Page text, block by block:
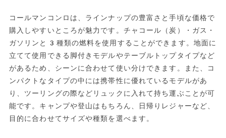
コールマンコンロは、ラインナップの豊富さと手頃な価格で
購入しやすいところが魅力です。チャコール（炭）・ガス・
ガソリンと3種類の燃料を使用することができます。地面に
立てて使用できる脚付きモデルやテーブルトップタイプなど
があるため、シーンに合わせて使い分けできます。また、コ
ンパクトなタイプの中には携帯性に優れているモデルがあ
り、ツーリングの際などリュックに入れて持ち運ぶことが可
能です。キャンプや登山はもちろん、日帰りレジャーなど、
目的に合わせてサイズや種類を選べます。